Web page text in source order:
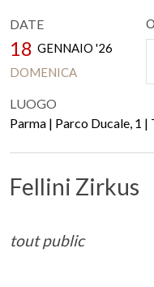
DATE
18 GENNAIO '26
DOMENICA
LUOGO
Parma | Parco Ducale, 1 |
Fellini Zirkus
tout public